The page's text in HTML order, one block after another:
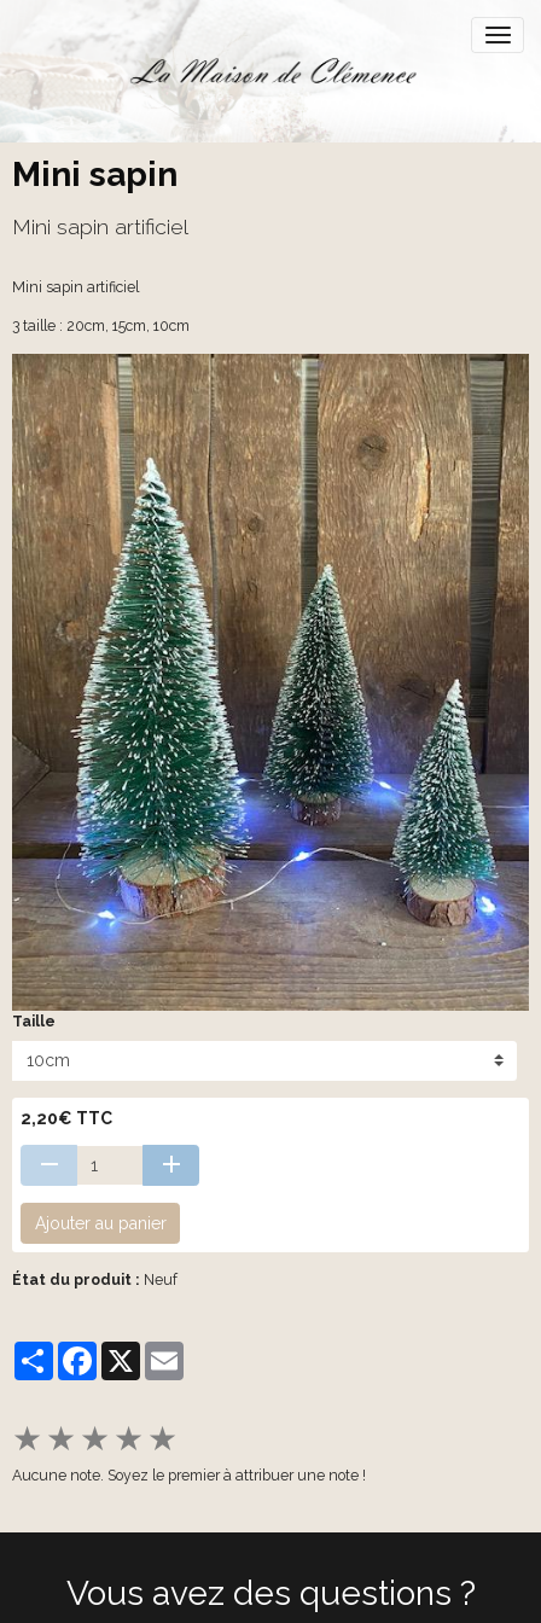
Mini sapin
Mini sapin artificiel
Mini sapin artificiel
3 taille : 20cm, 15cm, 10cm
Taille
2,20€ TTC
Ajouter au panier
État du produit : Neuf
PartagerFacebook
X
★ ★ ★ ★ ★
Aucune note. Soyez le premier à attribuer une note !
Vous avez des questions ?